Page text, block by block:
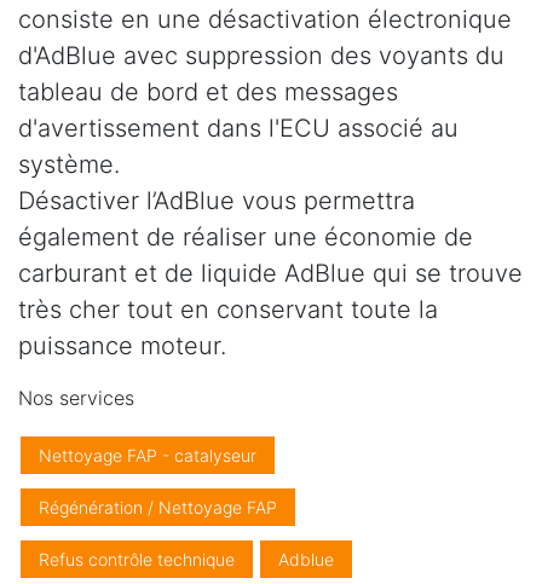
consiste en une désactivation électronique
d'AdBlue avec suppression des voyants du
tableau de bord et des messages
d'avertissement dans l'ECU associé au
système.
Désactiver l’AdBlue vous permettra
également de réaliser une économie de
carburant et de liquide AdBlue qui se trouve
très cher tout en conservant toute la
puissance moteur.
Nos services
Nettoyage FAP - catalyseur
Régénération / Nettoyage FAP
Refus contrôle technique Adblue